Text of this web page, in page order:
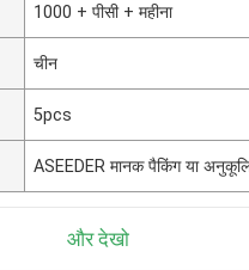
1000 + पीसी + महीना
चीन
5pcs
ASEEDER मानक पैकिंग या
और देखो